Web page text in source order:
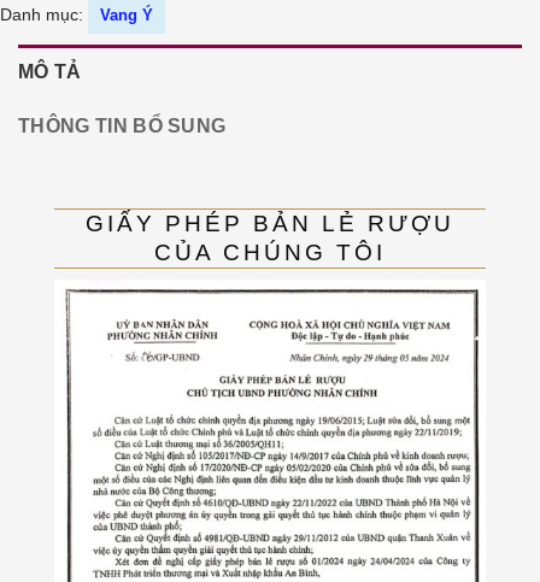
Danh mục: Vang Ý
MÔ TẢ
THÔNG TIN BỔ SUNG
GIẤY PHÉP BẢN LẺ RƯỢU
CỦA CHÚNG TÔI